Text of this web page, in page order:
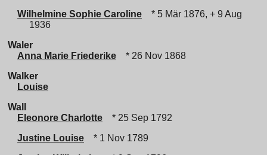
Wilhelmine Sophie Caroline
* 5 Mär 1876, + 9 Aug
1936
Waler
Anna Marie Friederike
* 26 Nov 1868
Walker
Louise
Wall
Eleonore Charlotte
* 25 Sep 1792
Justine Louise
* 1 Nov 1789